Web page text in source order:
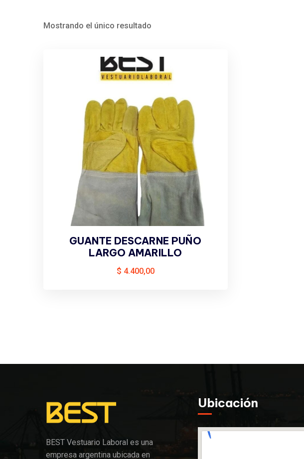
Mostrando el único resultado
GUANTE DESCARNE PUÑO
LARGO AMARILLO
$ 4.400,00
BEST Vestuario Laboral es una
empresa argentina ubicada en
Ubicación